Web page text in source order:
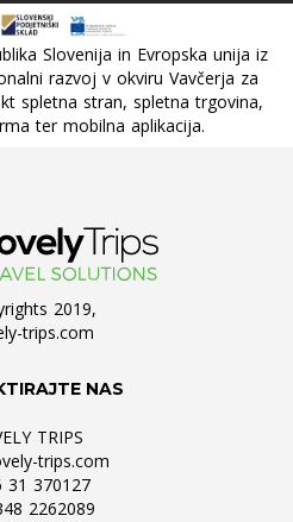
Slovenija in Evropska unija iz
razvoj v okviru Vavčerja za
spletna stran, spletna trgovina,
ter mobilna aplikacija.
2019,
trips.com
NAS
TRIPS
trips.com
31 370127
2262089